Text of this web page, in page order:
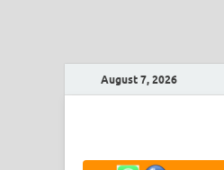
August 7, 2026